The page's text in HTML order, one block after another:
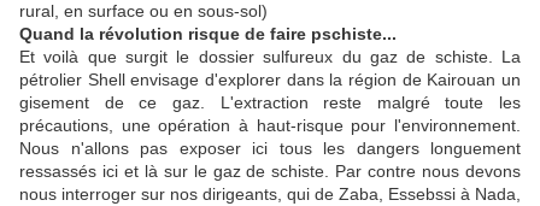
rural, en surface ou en sous-sol)
Quand la révolution risque de faire pschiste...
Et voilà que surgit le dossier sulfureux du gaz de schiste. La
pétrolier Shell envisage d'explorer dans la région de Kairouan un
gisement de ce gaz. L'extraction reste malgré toute les
précautions, une opération à haut-risque pour l'environnement.
Nous n'allons pas exposer ici tous les dangers longuement
ressassés ici et là sur le gaz de schiste. Par contre nous devons
nous interroger sur nos dirigeants, qui de Zaba, Essebssi à Nada,